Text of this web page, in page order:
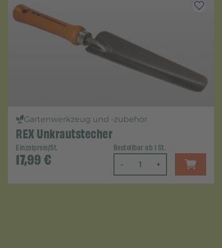
Gartenwerkzeug und -zubehör
REX Unkrautstecher
Einzelpreis/St.
17,99€
Bestellbar ab 1 St.
- +